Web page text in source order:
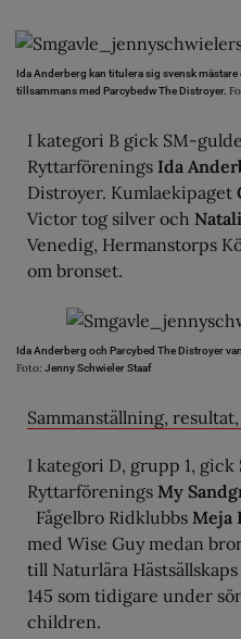
Ida Anderberg kan titulera sig svensk
tillsammans med Parcybedw The Distroyer.
I kategori B gick SM-
Ryttarförenings Ida
Distroyer. Kumlaekipaget
Victor tog silver och
Venedig, Hermanstorps
om bronset.
Ida Anderberg och Parcybed The Distroyer
Foto: Jenny Schwieler Staaf
Sammanställning,
I kategori D, grupp 1,
Ryttarförenings My
Fågelbro Ridklubbs Meja
med Wise Guy medan
till Naturlära Hästsällskaps
145 som tidigare under
children.